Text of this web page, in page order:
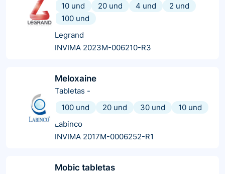
10 und
20 und 4 und
2 und
100 und
Legrand
INVIMA 2023M-006210-R3
Meloxaine
Tabletas -
100 und
20 und 30 und
10 und
Labinco
INVIMA 2017M-0006252-R1
Mobic tabletas